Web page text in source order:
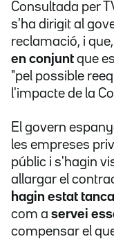
Consultada per
s'ha dirigit al
reclamació, i
en conjunt que
"pel possible
l'impacte de la
El govern
les empreses
públic i s'hagin
allargar el
hagin estat
com a servei
compensar el